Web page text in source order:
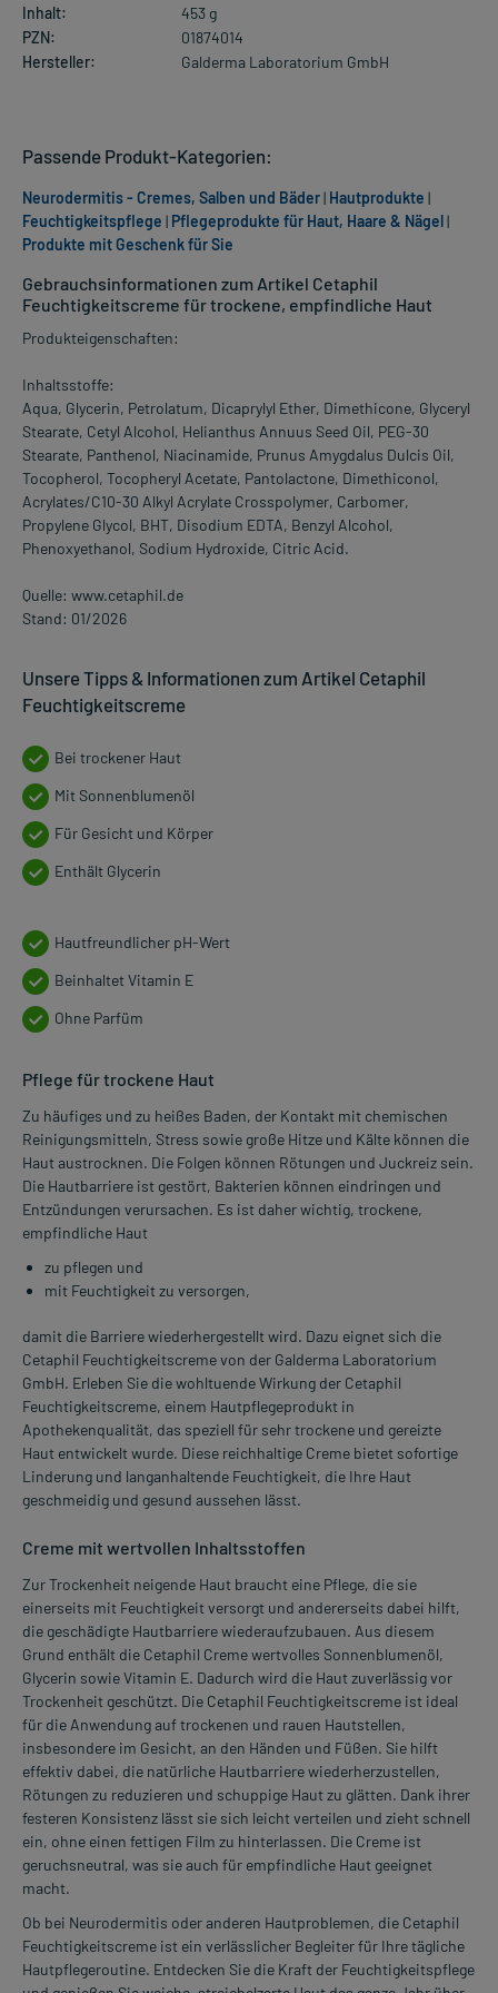
Inhalt:
453 g
PZN:
01874014
Hersteller:
Galderma Laboratorium GmbH
Gebrauchsinformationen zum Artikel Cetaphil
Feuchtigkeitscreme für trockene, empfindliche Haut
Produkteigenschaften:
Inhaltsstoffe:
Aqua, Glycerin, Petrolatum, Dicaprylyl Ether, Dimethicone, Glyceryl
Stearate, Cetyl Alcohol, Helianthus Annuus Seed Oil, PEG-30
Stearate, Panthenol, Niacinamide, Prunus Amygdalus Dulcis Oil,
Tocopherol, Tocopheryl Acetate, Pantolactone, Dimethiconol,
Acrylates/C10-30 Alkyl Acrylate Crosspolymer, Carbomer,
Propylene Glycol, BHT, Disodium EDTA, Benzyl Alcohol,
Phenoxyethanol, Sodium Hydroxide, Citric Acid.
Quelle: www.cetaphil.de
Stand: 01/2026
Unsere Tipps & Informationen zum Artikel Cetaphil
Feuchtigkeitscreme
Bei trockener Haut
Mit Sonnenblumenöl
Für Gesicht und Körper
Enthält Glycerin
Hautfreundlicher pH-Wert
Beinhaltet Vitamin E
Ohne Parfüm
Pflege für trockene Haut
Zu häufiges und zu heißes Baden, der Kontakt mit chemischen
Reinigungsmitteln, Stress sowie große Hitze und Kälte können die
Haut austrocknen. Die Folgen können Rötungen und Juckreiz sein.
Die Hautbarriere ist gestört, Bakterien können eindringen und
Entzündungen verursachen. Es ist daher wichtig, trockene,
empfindliche Haut
zu pflegen und
mit Feuchtigkeit zu versorgen,
damit die Barriere wiederhergestellt wird. Dazu eignet sich die
Cetaphil Feuchtigkeitscreme von der Galderma Laboratorium
GmbH. Erleben Sie die wohltuende Wirkung der Cetaphil
Feuchtigkeitscreme, einem Hautpflegeprodukt in
Apothekenqualität, das speziell für sehr trockene und gereizte
Haut entwickelt wurde. Diese reichhaltige Creme bietet sofortige
Linderung und langanhaltende Feuchtigkeit, die Ihre Haut
geschmeidig und gesund aussehen lässt.
Creme mit wertvollen Inhaltsstoffen
Zur Trockenheit neigende Haut braucht eine Pflege, die sie
einerseits mit Feuchtigkeit versorgt und andererseits dabei hilft,
die geschädigte Hautbarriere wiederaufzubauen. Aus diesem
Grund enthält die Cetaphil Creme wertvolles Sonnenblumenöl,
Glycerin sowie Vitamin E. Dadurch wird die Haut zuverlässig vor
Trockenheit geschützt. Die Cetaphil Feuchtigkeitscreme ist ideal
für die Anwendung auf trockenen und rauen Hautstellen,
insbesondere im Gesicht, an den Händen und Füßen. Sie hilft
effektiv dabei, die natürliche Hautbarriere wiederherzustellen,
Rötungen zu reduzieren und schuppige Haut zu glätten. Dank ihrer
festeren Konsistenz lässt sie sich leicht verteilen und zieht schnell
ein, ohne einen fettigen Film zu hinterlassen. Die Creme ist
geruchsneutral, was sie auch für empfindliche Haut geeignet
macht.
Ob bei Neurodermitis oder anderen Hautproblemen, die Cetaphil
Feuchtigkeitscreme ist ein verlässlicher Begleiter für Ihre tägliche
Hautpflegeroutine. Entdecken Sie die Kraft der Feuchtigkeitspflege
Passende Produkt-Kategorien:
Neurodermitis - Cremes, Salben und Bäder| Hautprodukte |
Feuchtigkeitspflege | Pflegeprodukte für Haut, Haare & Nägel|
Produkte mit Geschenk für Sie